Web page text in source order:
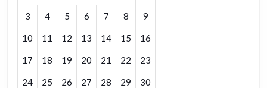
3 4 5 6 7 8 9
10 11 12 13 14 15 16
17 18 19 20 21 22 23
24 25 26 27 28 29 30